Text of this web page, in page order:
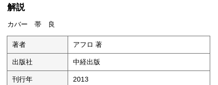
解説
カバー 帯 良
著者 アフロ 著
出版社 中経出版
刊行年 2013